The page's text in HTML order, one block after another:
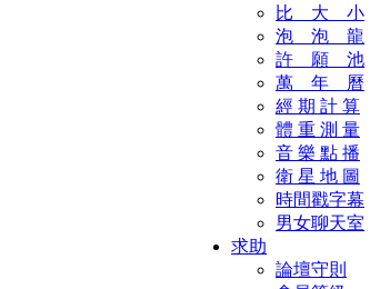
比 大 小
泡 泡 龍
許 願 池
萬 年 曆
經 期 計 算
體 重 測 量
音 樂 點 播
衛 星 地 圖
時間戳字幕
男女聊天室
求助
論壇守則